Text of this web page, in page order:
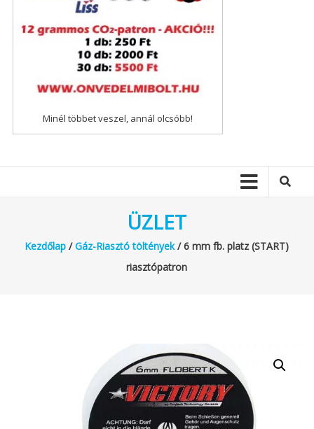
Minél többet veszel, annál olcsóbb!
ÜZLET
Kezdőlap /Gáz-Riasztó töltények/ 6 mm fb. platz (START)
riasztópatron